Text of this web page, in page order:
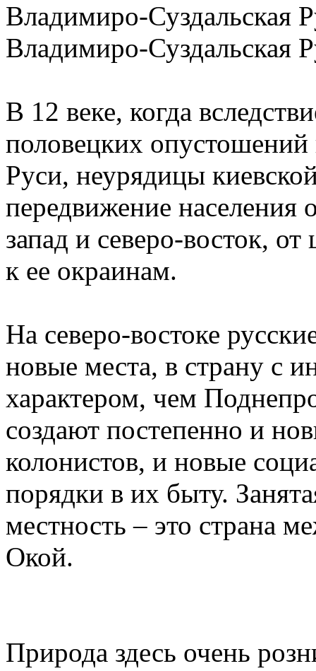
Владимиро-Суздальская
Владимиро-Суздальская
В 12 веке, когда
половецких опустошений
Руси, неурядицы
передвижение населения
запад и северо-восток,
к ее окраинам.
На северо-востоке
новые места, в страну с
характером, чем
создают постепенно и
колонистов, и новые
порядки в их быту.
местность – это страна
Окой.
Природа здесь очень